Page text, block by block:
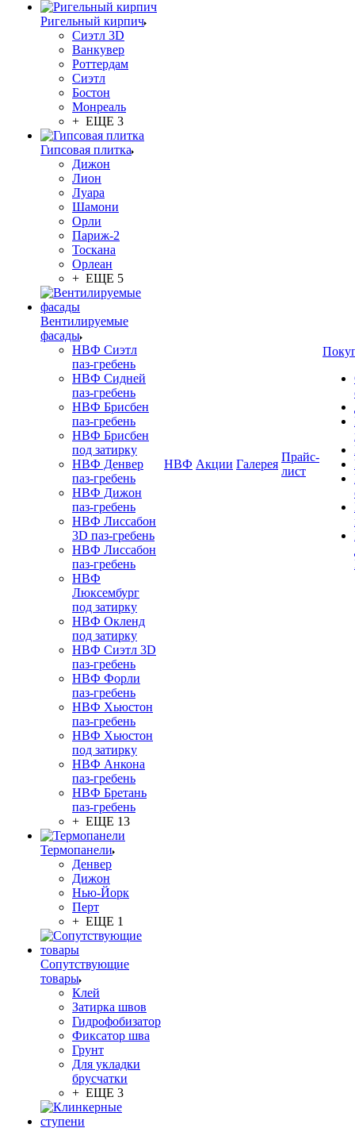
Ригельный кирпич
Сиэтл 3D
Ванкувер
Роттердам
Сиэтл
Бостон
Монреаль
+ ЕЩЕ 3
Гипсовая плитка
Дижон
Лион
Луара
Шамони
Орли
Париж-2
Тоскана
Орлеан
+ ЕЩЕ 5
Вентилируемые
фасады
НВФ Сиэтл
паз-гребень
НВФ Сидней
паз-гребень
НВФ Брисбен
паз-гребень
НВФ Брисбен
под затирку
НВФ Денвер
паз-гребень
НВФ Дижон
паз-гребень
НВФ Лиссабон
3D паз-гребень
НВФ Лиссабон
паз-гребень
НВФ
Люксембург
под затирку
НВФ Окленд
под затирку
НВФ Сиэтл 3D
паз-гребень
НВФ Форли
паз-гребень
НВФ Хьюстон
паз-гребень
НВФ Хьюстон
под затирку
НВФ Анкона
паз-гребень
НВФ Бретань
паз-гребень
+ ЕЩЕ 13
Термопанели
Денвер
Дижон
Нью-Йорк
Перт
+ ЕЩЕ 1
Сопутствующие
товары
Клей
Затирка швов
Гидрофобизатор
Фиксатор шва
Грунт
Для укладки
брусчатки
+ ЕЩЕ 3
НВФ Акции Галерея
Прайс-
лист